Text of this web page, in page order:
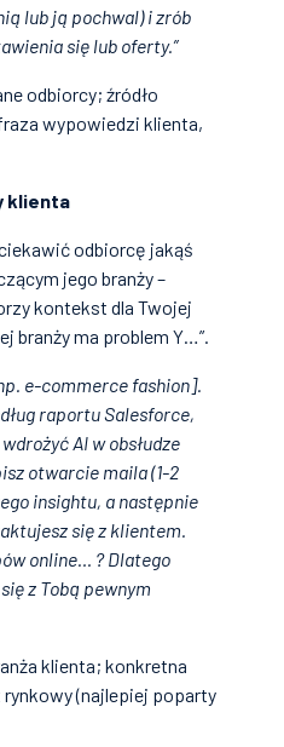
lub ją pochwal) i zrób
się lub oferty.”
odbiorcy; źródło
wypowiedzi klienta,
klienta
odbiorcę jakąś
jego branży –
kontekst dla Twojej
branży ma problem Y…”.
e-commerce fashion].
raportu Salesforce,
AI w obsłudze
otwarcie maila (1-2
insightu, a następnie
się z klientem.
online… ? Dlatego
z Tobą pewnym
klienta; konkretna
(najlepiej poparty